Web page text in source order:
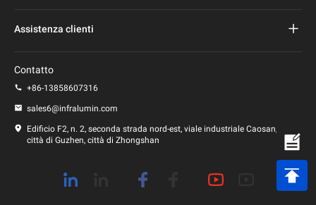
Lampione a led
Assistenza clienti
politica sulla riservatezza
Contatto
+86-13858607316
sales6@infralumin.com
Edificio F2, n. 2, seconda strada nord-est, viale industriale Caosan,
città di Guzhen, città di Zhongshan